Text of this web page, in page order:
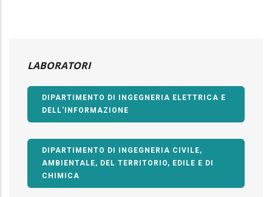
LABORATORI
DIPARTIMENTO DI INGEGNERIA ELETTRICA E
DELL'INFORMAZIONE
DIPARTIMENTO DI INGEGNERIA CIVILE,
AMBIENTALE, DEL TERRITORIO, EDILE E DI
CHIMICA